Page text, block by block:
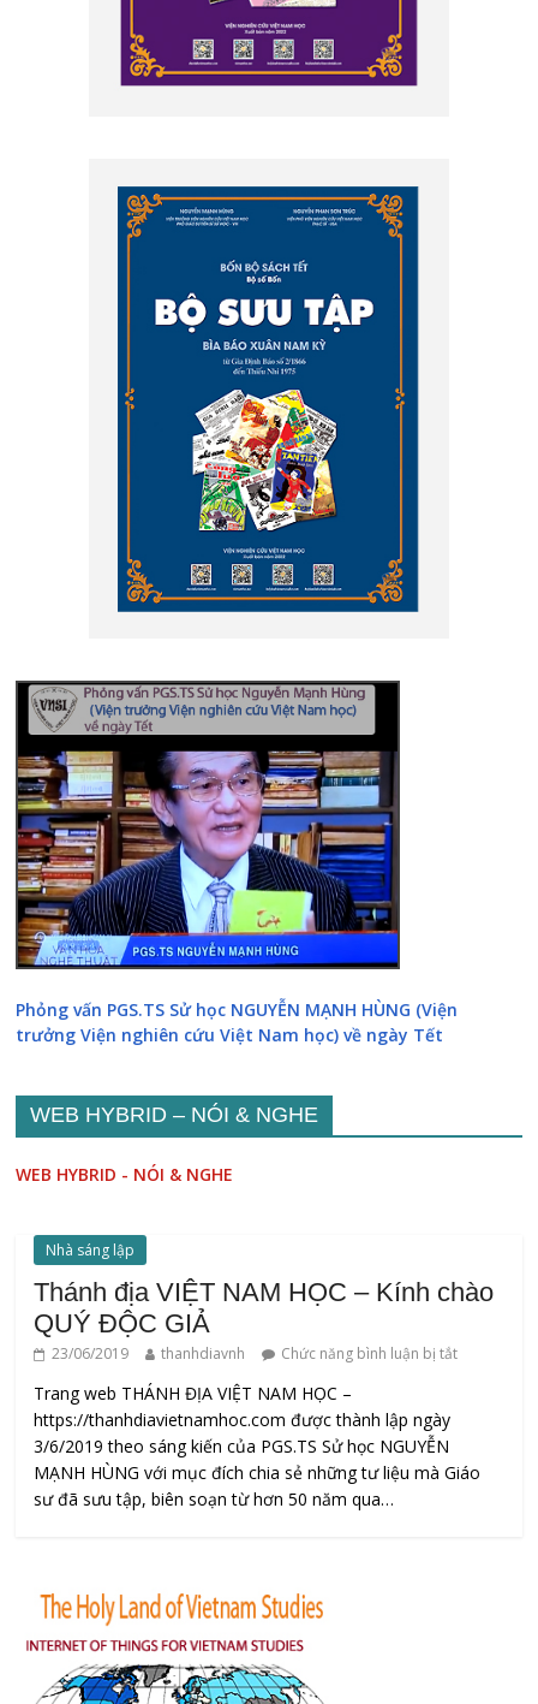
Phỏng vấn PGS.TS Sử học NGUYỄN MẠNH HÙNG (Viện
trưởng Viện nghiên cứu Việt Nam học) về ngày Tết
WEB HYBRID – NÓI & NGHE
WEB HYBRID - NÓI & NGHE
Nhà sáng lập
Thánh địa VIỆT NAM HỌC – Kính chào
QUÝ ĐỘC GIẢ
23/06/2019 thanhdiavnh Chức năng bình luận bị tắt
Trang web THÁNH ĐỊA VIỆT NAM HỌC –
https://thanhdiavietnamhoc.com được thành lập ngày
3/6/2019 theo sáng kiến của PGS.TS Sử học NGUYỄN
MẠNH HÙNG với mục đích chia sẻ những tư liệu mà Giáo
sư đã sưu tập, biên soạn từ hơn 50 năm qua…